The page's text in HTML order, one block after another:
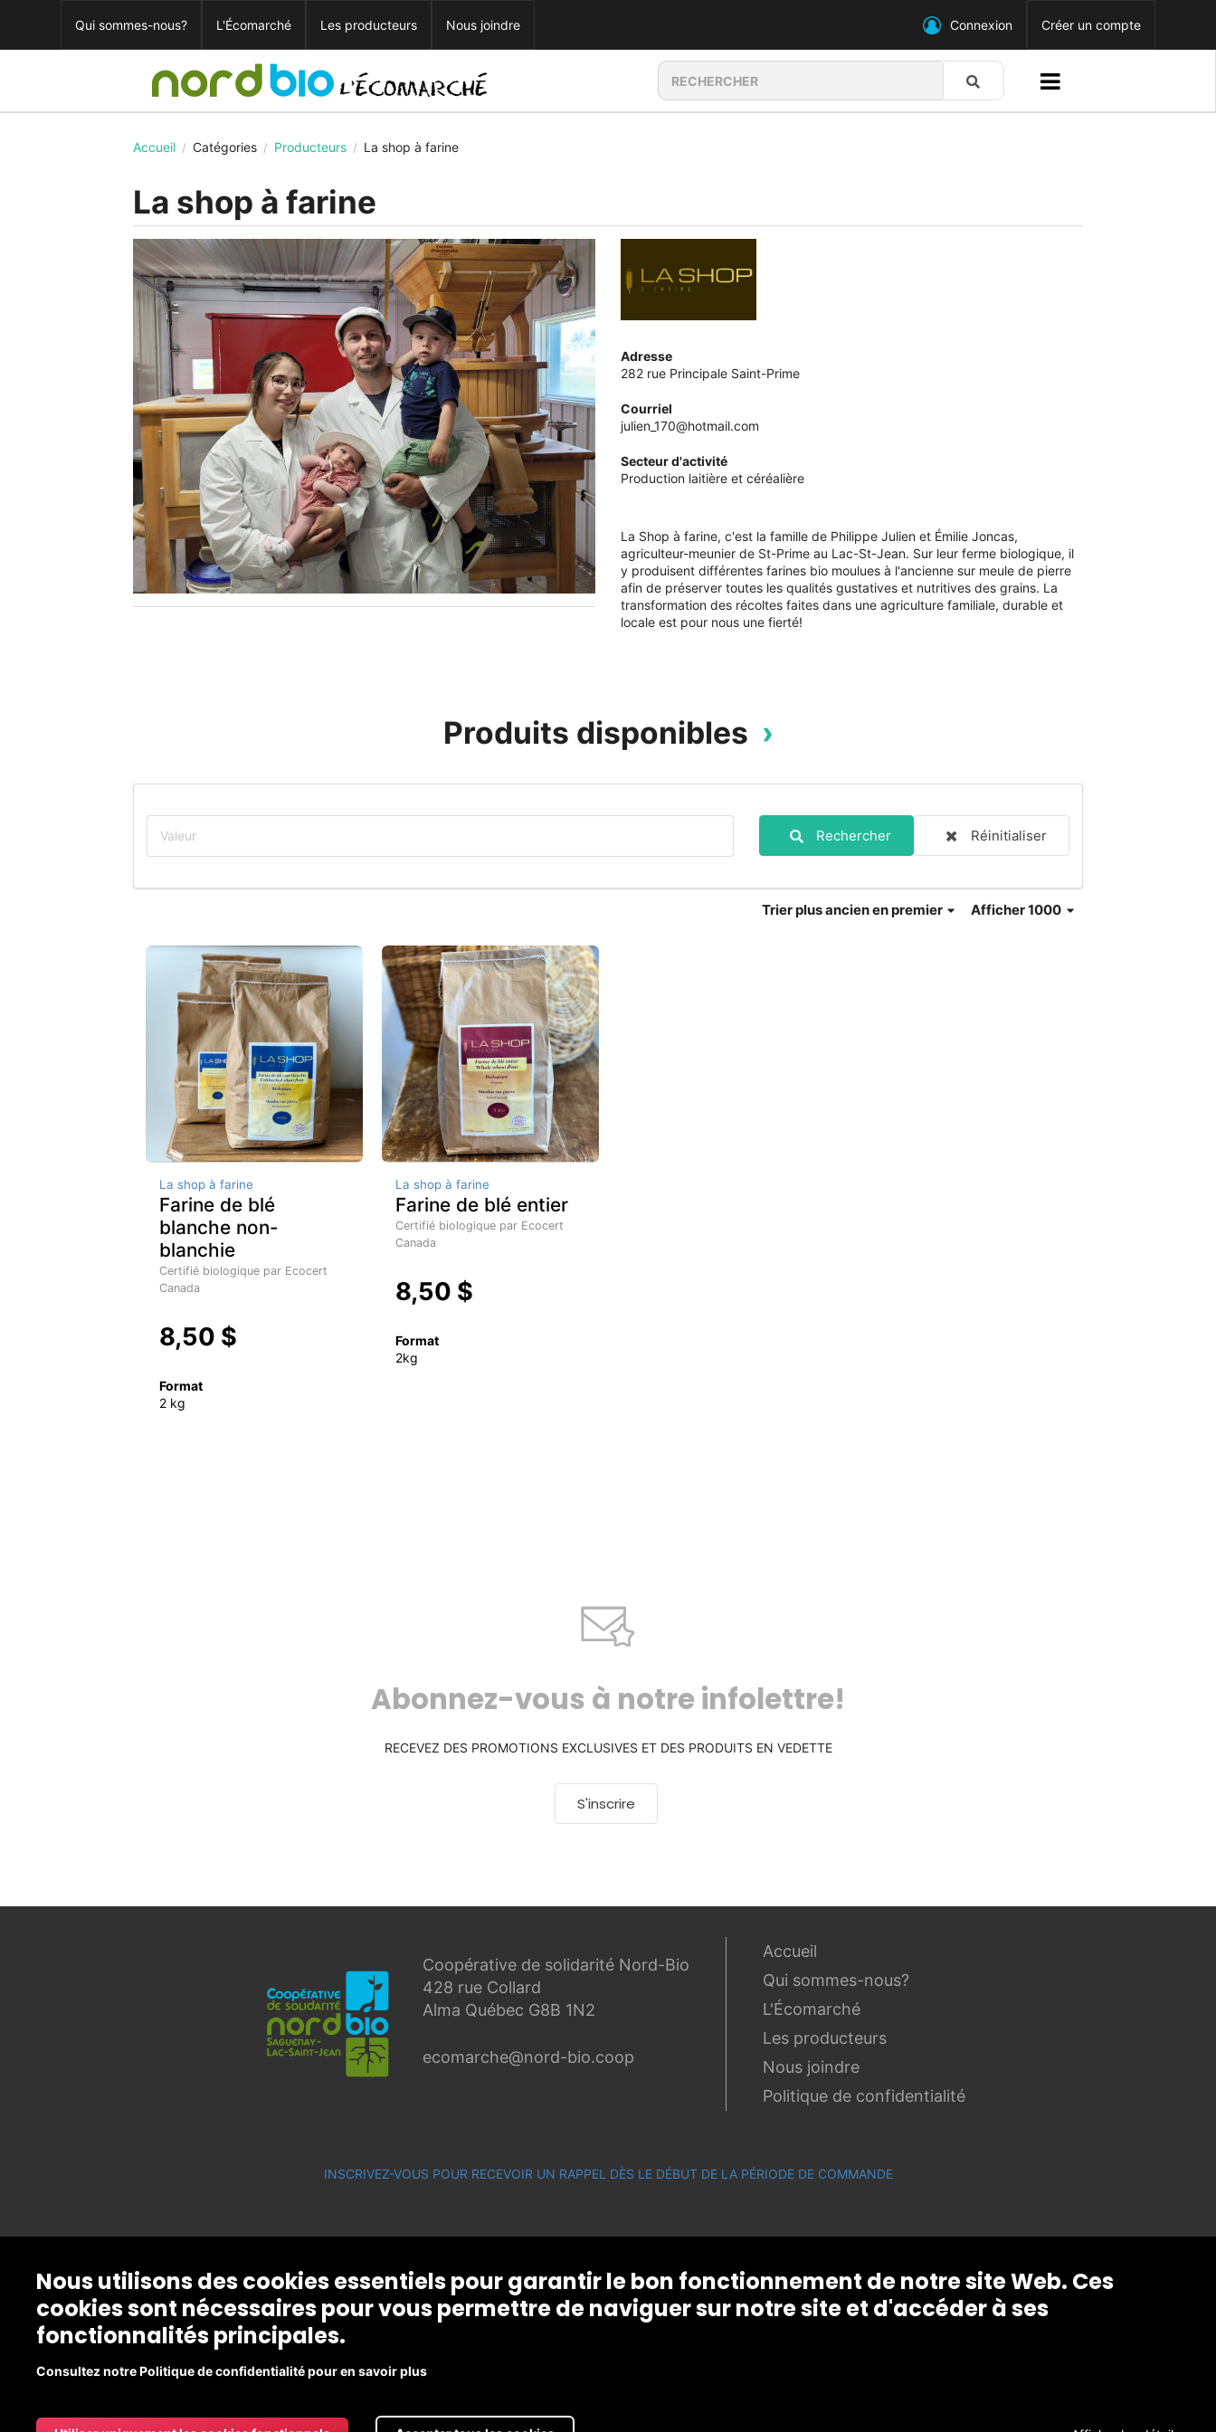
Qui sommes-nous? L'Écomarché Les producteurs Nous joindre Connexion Créer un compte
Accueil / Catégories / Producteurs / La shop à farine
La shop à farine
Adresse
282 rue Principale Saint-Prime
Courriel
julien_170@hotmail.com
Secteur d'activité
Production laitière et céréalière
La Shop à farine, c'est la famille de Philippe Julien et Émilie Joncas,
agriculteur-meunier de St-Prime au Lac-St-Jean. Sur leur ferme biologique, il
y produisent différentes farines bio moulues à l'ancienne sur meule de pierre
afin de préserver toutes les qualités gustatives et nutritives des grains. La
transformation des récoltes faites dans une agriculture familiale, durable et
locale est pour nous une fierté!
Produits disponibles
Rechercher Réinitialiser
Afficher 1000
Trierplus ancien en premier
La shop à farine
Farine de blé
blanche non-
blanchie
Certifié biologique par Ecocert
Canada
8,50 $
Format
2 kg
La shop à farine
Farine de blé entier
Certifié biologique par Ecocert
Canada
8,50 $
Format
2kg
Abonnez-vous à notre infolettre!
RECEVEZ DES PROMOTIONS EXCLUSIVES ET DES PRODUITS EN VEDETTE
S'inscrire
Coopérative de solidarité Nord-Bio
428 rue Collard
Alma Québec G8B 1N2
ecomarche@nord-bio.coop
Accueil
Qui sommes-nous?
L'Écomarché
Les producteurs
Nous joindre
Politique de confidentialité
INSCRIVEZ-VOUS POUR RECEVOIR UN RAPPEL DÈS LE DÉBUT DE LA PÉRIODE DE COMMANDE
Nous utilisons des cookies essentiels pour garantir le bon fonctionnement de notre site Web. Ces
cookies sont nécessaires pour vous permettre de naviguer sur notre site et d'accéder à ses
fonctionnalités principales.
Consultez notre Politique de confidentialité pour en savoir plus